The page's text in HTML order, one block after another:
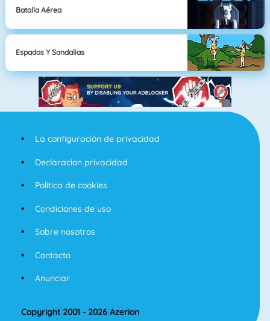
Batalla Aérea
Espadas Y Sandalias
La configuración de privacidad
Declaracion privacidad
Politica de cookies
Condiciones de uso
Sobre nosotros
Contacto
Anunciar
Copyright 2001 - 2026 Azerion